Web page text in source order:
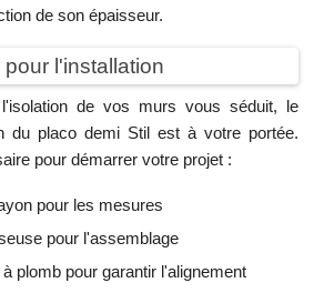
de son épaisseur.
l'installation
de vos murs vous séduit, le
du placo demi Stil est à votre portée.
pour démarrer votre projet :
pour les mesures
pour l'assemblage
plomb pour garantir l'alignement